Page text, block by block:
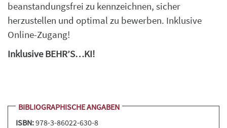
beanstandungsfrei zu kennzeichnen, sicher
herzustellen und optimal zu bewerben. Inklusive
Online-Zugang!
Inklusive BEHR’S…KI!
BIBLIOGRAPHISCHE ANGABEN
ISBN:978-3-86022-630-8